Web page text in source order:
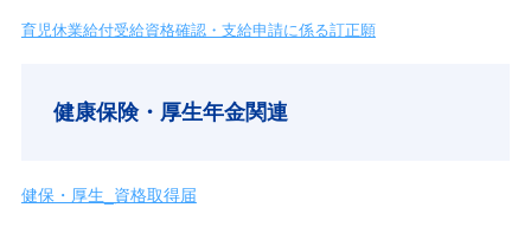
育児休業給付受給資格確認・支給申請に係る訂正願
健康保険・厚生年金関連
健保・厚生_資格取得届